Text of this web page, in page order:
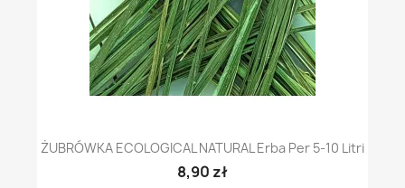
ŻUBRÓWKA ECOLOGICAL NATURAL Erba Per 5-10 Litri
8,90 zł